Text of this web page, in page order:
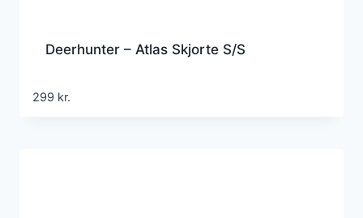
Deerhunter – Atlas Skjorte S/S
299 kr.